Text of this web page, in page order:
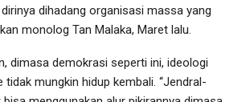
dihadang organisasi massa yang
monolog Tan Malaka, Maret lalu.
dimasa demokrasi seperti ini, ideologi
mungkin hidup kembali. “Jendral-